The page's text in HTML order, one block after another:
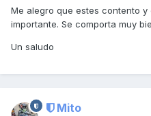
Me alegro que estes contento
importante. Se comporta muy
Un saludo
Mito